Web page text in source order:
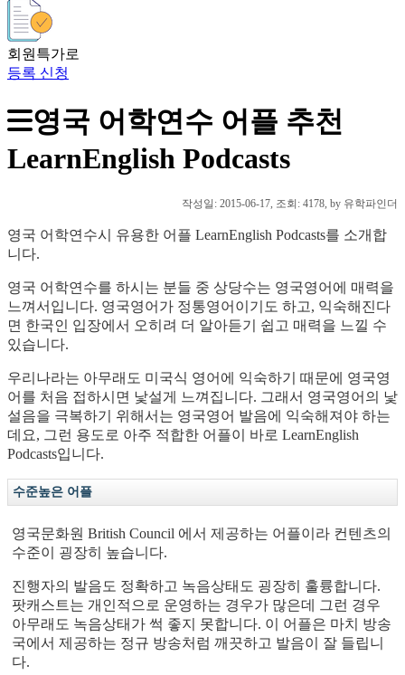
회원특가로
등록 신청
영국 어학연수 어플 추천
LearnEnglish Podcasts
작성일: 2015-06-17, 조회: 4178, by 유학파인더
영국 어학연수시 유용한 어플 LearnEnglish Podcasts를 소개합
니다.
영국 어학연수를 하시는 분들 중 상당수는 영국영어에 매력을
느껴서입니다. 영국영어가 정통영어이기도 하고, 익숙해진다
면 한국인 입장에서 오히려 더 알아듣기 쉽고 매력을 느낄 수
있습니다.
우리나라는 아무래도 미국식 영어에 익숙하기 때문에 영국영
어를 처음 접하시면 낯설게 느껴집니다. 그래서 영국영어의 낯
설음을 극복하기 위해서는 영국영어 발음에 익숙해져야 하는
데요, 그런 용도로 아주 적합한 어플이 바로 LearnEnglish
Podcasts입니다.
수준높은 어플
영국문화원 British Council 에서 제공하는 어플이라 컨텐츠의
수준이 굉장히 높습니다.
진행자의 발음도 정확하고 녹음상태도 굉장히 훌륭합니다.
팟캐스트는 개인적으로 운영하는 경우가 많은데 그런 경우
아무래도 녹음상태가 썩 좋지 못합니다. 이 어플은 마치 방송
국에서 제공하는 정규 방송처럼 깨끗하고 발음이 잘 들립니
다.